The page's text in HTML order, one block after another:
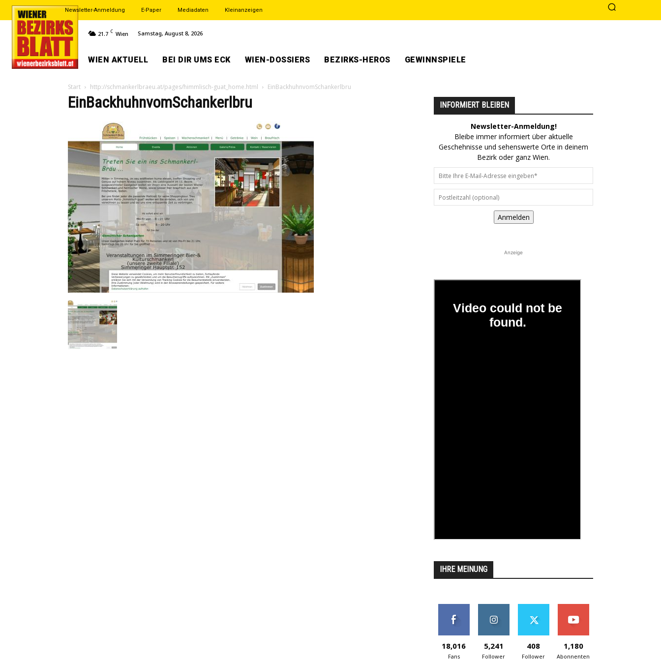
Newsletter-Anmeldung E-Paper Mediadaten Kleinanzeigen
21.7 C Wien Samstag, August 8, 2026
WIEN AKTUELL BEI DIR UMS ECK WIEN-DOSSIERS BEZIRKS-HEROS GEWINNSPIELE
Start http://schmankerlbraeu.at/pages/himmlisch-guat_home.html EinBackhuhnvomSchankerlbru
EinBackhuhnvomSchankerlbru INFORMIERT BLEIBEN
Newsletter-Anmeldung!
Bleibe immer informiert über aktuelle
Geschehnisse und sehenswerte Orte in deinem
Bezirk oder ganz Wien.
Anmelden
Anzeige
IHRE MEINUNG
18,016
Fans
5,241
Follower
408
Follower
1,180
Abonnenten